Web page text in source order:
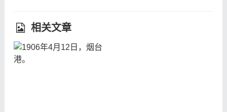
相关文章